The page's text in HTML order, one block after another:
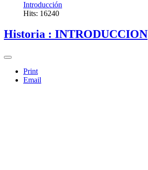
Introducción
Hits: 16240
Historia : INTRODUCCION
Print
Email